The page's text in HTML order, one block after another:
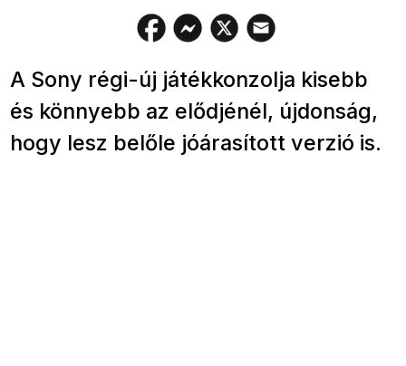
A Sony régi-új játékkonzolja kisebb
és könnyebb az elődjénél, újdonság,
hogy lesz belőle jóárasított verzió is.